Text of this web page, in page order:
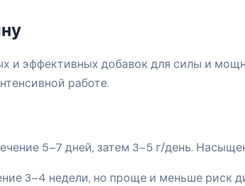
и эффективных добавок для силы и
работе.
5–7 дней, затем 3–5 г/день.
3–4 недели, но проще и меньше риск